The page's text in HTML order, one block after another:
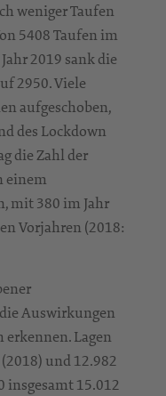
weniger Taufen
5408 Taufen im
2019 sank die
2950. Viele
aufgeschoben,
des Lockdown
die Zahl der
einem
mit 380 im Jahr
Vorjahren (2018:
Auswirkungen
Lagen
und 12.982
insgesamt 15.012